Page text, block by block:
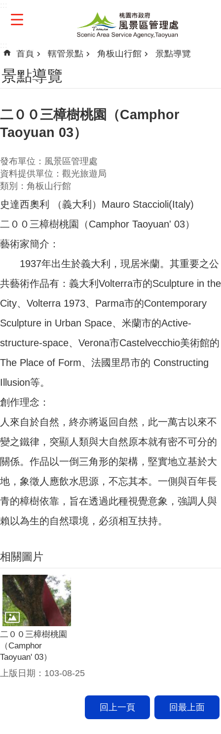
首頁 轄管景點 角板山行館 景點導覽
景點導覽
二００三樟樹桃園（Camphor
Taoyuan 03）
發布單位：風景區管理處
資料提供單位：觀光旅遊局
類別：角板山行館
史達西奧利 （義大利）Mauro Staccioli(Italy)
二００三樟樹桃園（Camphor Taoyuan' 03）
藝術家簡介：
1937年出生於義大利，現居米蘭。其重要之公
共藝術作品有：義大利Volterra市的Sculpture in the
City、Volterra 1973、Parma市的Contemporary
Sculpture in Urban Space、米蘭市的Active-
structure-space、Verona市Castelvecchio美術館的
The Place of Form、法國里昂市的 Constructing
Illusion等。
創作理念：
人來自於自然，終亦將返回自然，此一萬古以來不
變之鐵律，突顯人類與大自然原本就有密不可分的
關係。作品以一倒三角形的架構，堅實地立基於大
地，象徵人應飲水思源，不忘其本。一側與百年長
青的樟樹依靠，旨在透過此種視覺意象，強調人與
賴以為生的自然環境，必須相互扶持。
相關圖片
二００三樟樹桃園
（Camphor
Taoyuan' 03）
上版日期：103-08-25
回上一頁 回最上面